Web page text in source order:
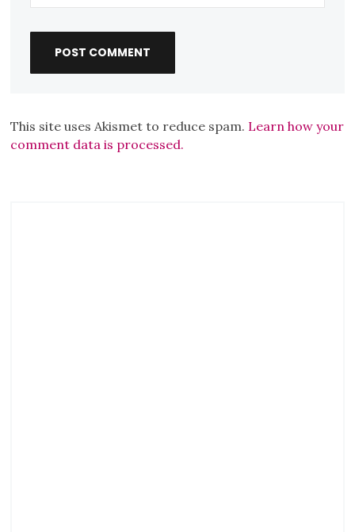
This site uses Akismet to reduce spam. Learn how your
comment data is processed.